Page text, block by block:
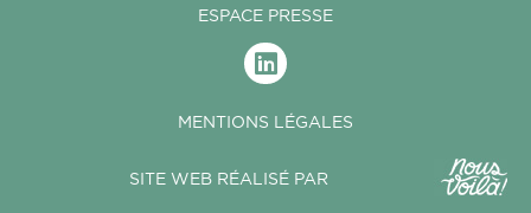
ESPACE PRESSE
MENTIONS LÉGALES
SITE WEB RÉALISÉ PAR